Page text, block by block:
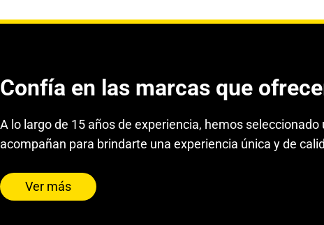
Confía en las marcas que
A lo largo de 15 años de experiencia, hemos
acompañan para brindarte una experiencia única y de
Ver más